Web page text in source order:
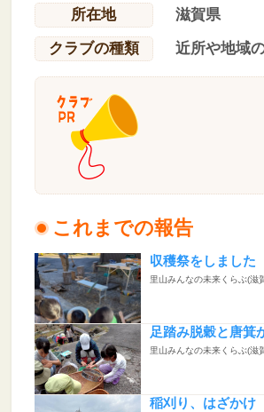
所在地
滋賀県
クラブの種類
近所や地域
これまでの報告
収穫祭をしました
里山みんなの未来くらぶ(滋
足踏み脱穀と唐箕
里山みんなの未来くらぶ(滋
稲刈り、はざかけ